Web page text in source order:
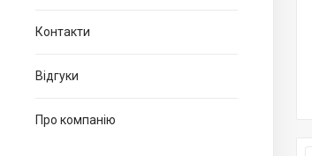
Контакти
Відгуки
Про компанію